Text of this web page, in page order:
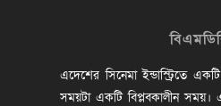
এদেশের সিনেমা ইন্ডাস্ট্রিতে
সময়টা একটি বিপ্লবকালীন সময়।